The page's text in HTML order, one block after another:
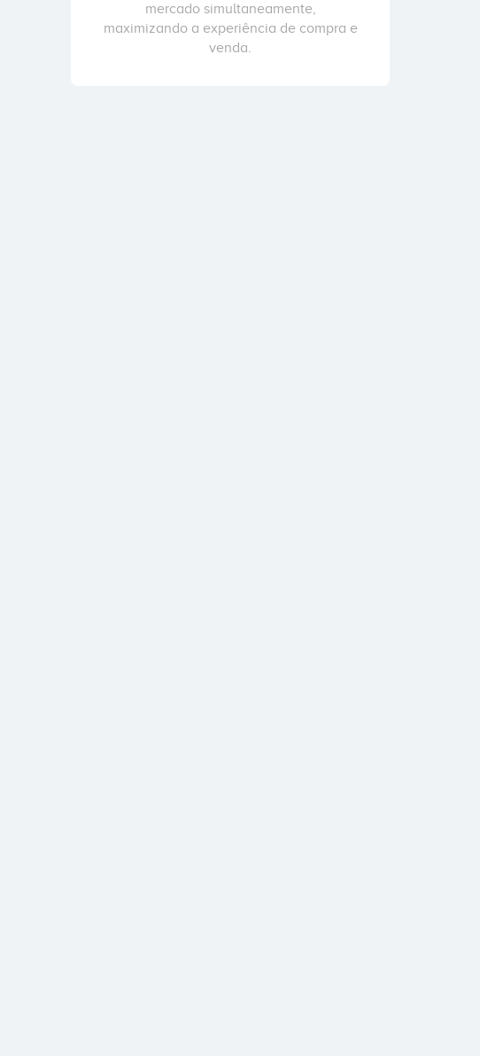
mercado simultaneamente,
maximizando a experiência de compra e
venda.